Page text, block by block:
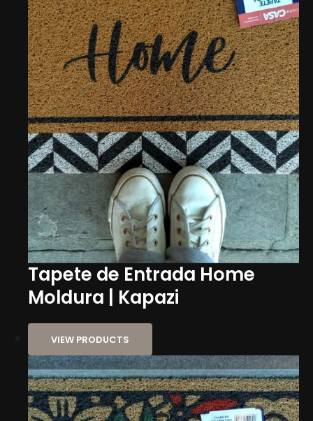
Tapete de Entrada Home
Moldura | Kapazi
VIEW PRODUCTS